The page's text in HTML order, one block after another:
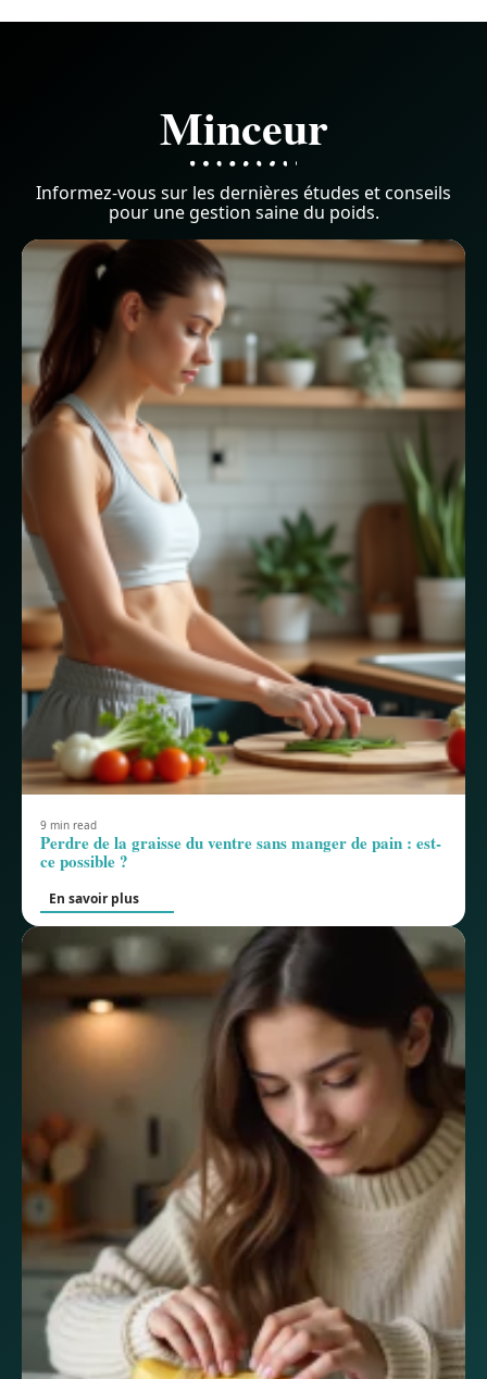
Minceur
Informez-vous sur les dernières études et conseils
pour une gestion saine du poids.
9 min read
Perdre de la graisse du ventre sans manger de pain : est-
ce possible ?
En savoir plus